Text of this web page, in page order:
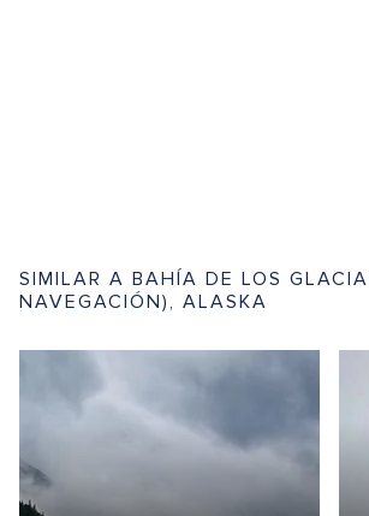
SIMILAR A BAHÍA DE LOS
NAVEGACIÓN), ALASKA